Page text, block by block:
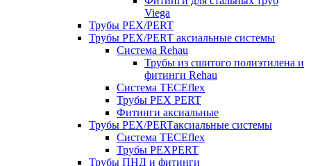
Viega
Трубы PEX/PERT
Трубы PEX/PERT аксиальные системы
Система Rehau
Трубы из сшитого полиэтилена и
фитинги Rehau
Система TECEflex
Трубы PEX PERT
Фитинги аксиальные
Трубы PEX/PERTаксиальные системы
Система TECEflex
Трубы PEXPERT
Трубы ПНД и фитинги